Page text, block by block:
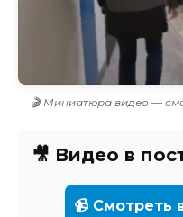
🎬 Миниатюра видео —
🎥 Видео в
📹 Смотреть